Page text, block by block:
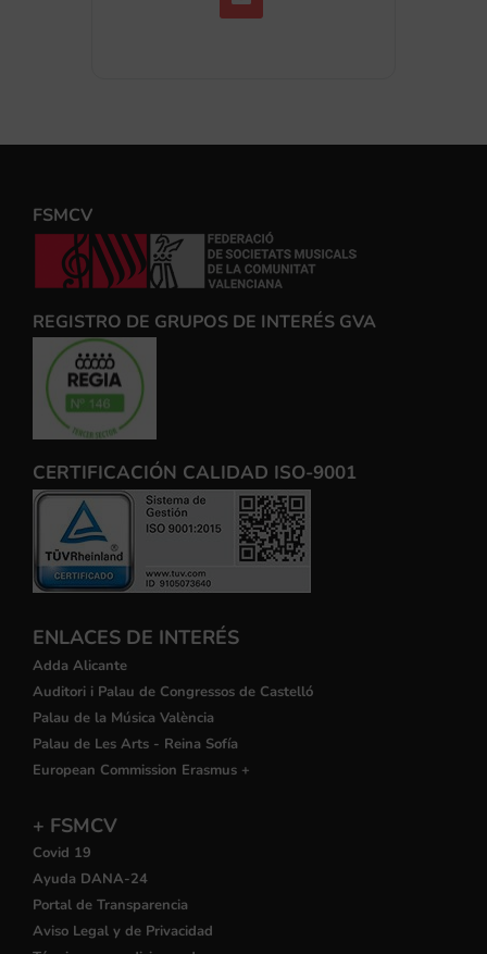
FSMCV
REGISTRO DE GRUPOS DE INTERÉS GVA
CERTIFICACIÓN CALIDAD ISO-9001
ENLACES DE INTERÉS
Adda Alicante
Auditori i Palau de Congressos de Castelló
Palau de la Música València
Palau de Les Arts - Reina Sofía
European Commission Erasmus +
+ FSMCV
Covid 19
Ayuda DANA-24
Portal de Transparencia
Aviso Legal y de Privacidad